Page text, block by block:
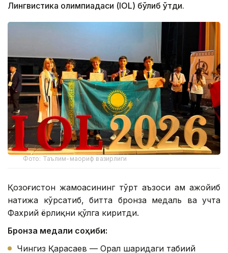
Лингвистика олимпиадаси (IOL) бўлиб ўтди.
Фото: Таълим-маориф вазирлиги
Қозоғистон жамоасининг тўрт аъзоси ҳам ажойиб
натижа кўрсатиб, битта бронза медаль ва учта
Фахрий ёрлиқни қўлга киритди.
Бронза медали соҳиби:
Чингиз Қарасаев — Орал шаҳридаги табиий